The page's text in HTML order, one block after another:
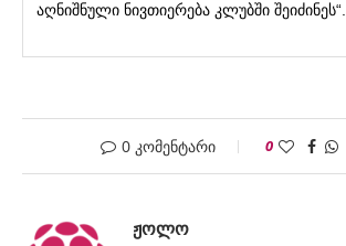
აღნიშნული ნივთიერება კლუბში შეიძინეს“.
0 კომენტარი 0
ᲟᲝᲚᲝ